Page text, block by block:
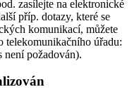
zasílejte na elektronické
příp. dotazy, které se
komunikací, můžete
telekomunikačního úřadu:
požadován).